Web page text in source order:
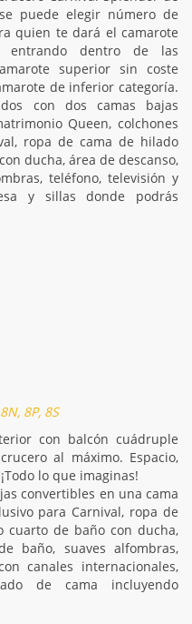
puede elegir número de
quien te dará el camarote
entrando dentro de las
superior sin coste
de inferior categoría.
con dos camas bajas
Queen, colchones
ropa de cama de hilado
ducha, área de descanso,
teléfono, televisión y
y sillas donde podrás
8P, 8S
con balcón cuádruple
al máximo. Espacio,
lo que imaginas!
convertibles en una cama
para Carnival, ropa de
cuarto de baño con ducha,
baño, suaves alfombras,
canales internacionales,
de cama incluyendo